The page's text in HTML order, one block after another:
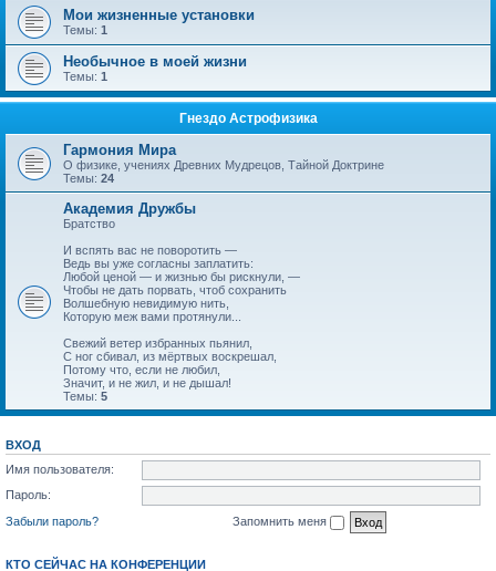
Мои жизненные установки
Темы: 1
Необычное в моей жизни
Темы: 1
Гнездо Астрофизика
Гармония Мира
О физике, учениях Древних Мудрецов, Тайной Доктрине
Темы: 24
Академия Дружбы
Братство
И вспять вас не поворотить —
Ведь вы уже согласны заплатить:
Любой ценой — и жизнью бы рискнули, —
Чтобы не дать порвать, чтоб сохранить
Волшебную невидимую нить,
Которую меж вами протянули...
Свежий ветер избранных пьянил,
С ног сбивал, из мёртвых воскрешал,
Потому что, если не любил,
Значит, и не жил, и не дышал!
Темы: 5
ВХОД
Имя пользователя:
Пароль:
Забыли пароль?
Запомнить меня
КТО СЕЙЧАС НА КОНФЕРЕНЦИИ